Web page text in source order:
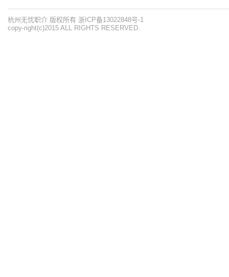
杭州无忧职介 版权所有 浙ICP备13022848号-1
copy-right(c)2015 ALL RIGHTS RESERVED.